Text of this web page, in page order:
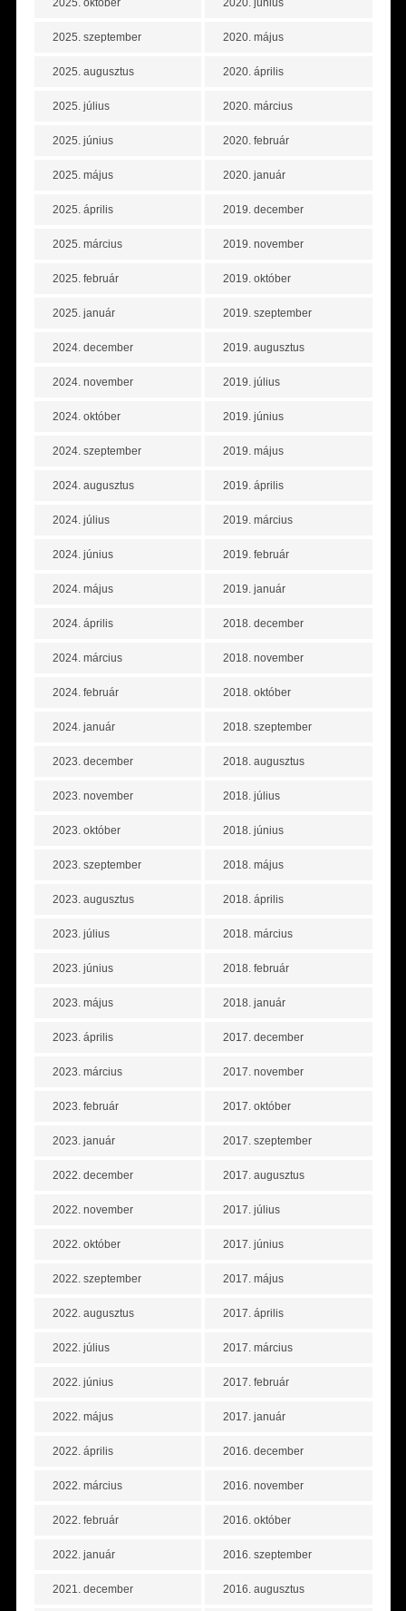
2025. október
2025. szeptember
2025. augusztus
2025. július
2025. június
2025. május
2025. április
2025. március
2025. február
2025. január
2024. december
2024. november
2024. október
2024. szeptember
2024. augusztus
2024. július
2024. június
2024. május
2024. április
2024. március
2024. február
2024. január
2023. december
2023. november
2023. október
2023. szeptember
2023. augusztus
2023. július
2023. június
2023. május
2023. április
2023. március
2023. február
2023. január
2022. december
2022. november
2022. október
2022. szeptember
2022. augusztus
2022. július
2022. június
2022. május
2022. április
2022. március
2022. február
2022. január
2021. december
2020. június
2020. május
2020. április
2020. március
2020. február
2020. január
2019. december
2019. november
2019. október
2019. szeptember
2019. augusztus
2019. július
2019. június
2019. május
2019. április
2019. március
2019. február
2019. január
2018. december
2018. november
2018. október
2018. szeptember
2018. augusztus
2018. július
2018. június
2018. május
2018. április
2018. március
2018. február
2018. január
2017. december
2017. november
2017. október
2017. szeptember
2017. augusztus
2017. július
2017. június
2017. május
2017. április
2017. március
2017. február
2017. január
2016. december
2016. november
2016. október
2016. szeptember
2016. augusztus